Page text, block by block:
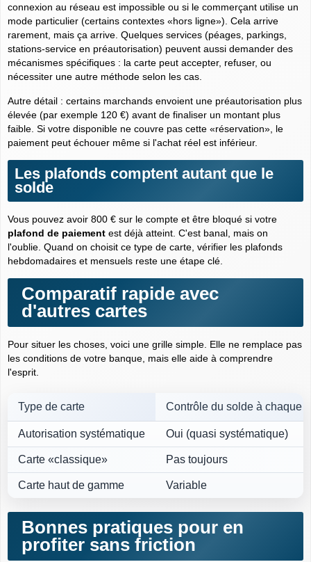
connexion au réseau est impossible ou si le commerçant utilise un
mode particulier (certains contextes «hors ligne»). Cela arrive
rarement, mais ça arrive. Quelques services (péages, parkings,
stations-service en préautorisation) peuvent aussi demander des
mécanismes spécifiques : la carte peut accepter, refuser, ou
nécessiter une autre méthode selon les cas.
Autre détail : certains marchands envoient une préautorisation plus
élevée (par exemple 120 €) avant de finaliser un montant plus
faible. Si votre disponible ne couvre pas cette «réservation», le
paiement peut échouer même si l'achat réel est inférieur.
Les plafonds comptent autant que le
solde
Vous pouvez avoir 800 € sur le compte et être bloqué si votre
plafond de paiement est déjà atteint. C'est banal, mais on
l'oublie. Quand on choisit ce type de carte, vérifier les plafonds
hebdomadaires et mensuels reste une étape clé.
Comparatif rapide avec
d'autres cartes
Pour situer les choses, voici une grille simple. Elle ne remplace pas
les conditions de votre banque, mais elle aide à comprendre
l'esprit.
Type de carte Contrôle du solde à chaque
Autorisation systématique Oui (quasi systématique)
Carte «classique» Pas toujours
Carte haut de gamme Variable
Bonnes pratiques pour en
profiter sans friction